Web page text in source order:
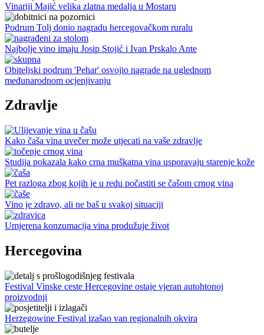
Vinariji Majić velika zlatna medalja u Mostaru
Podrum Tolj donio nagradu hercegovačkom ruralu
Najbolje vino imaju Josip Stojić i Ivan Prskalo Ante
Obiteljski podrum 'Pehar' osvojio nagrade na uglednom
međunarodnom ocjenjivanju
Zdravlje
Kako čaša vina uvečer može utjecati na vaše zdravlje
Studija pokazala kako crna muškatna vina usporavaju starenje kože
Pet razloga zbog kojih je u redu počastiti se čašom crnog vina
Vino je zdravo, ali ne baš u svakoj situaciji
Umjerena konzumacija vina produžuje život
Hercegovina
Festival Vinske ceste Hercegovine ostaje vjeran autohtonoj
proizvodnji
Herzegowine Festival izašao van regionalnih okvira